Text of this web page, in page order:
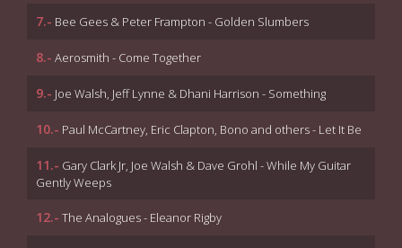
7.- Bee Gees & Peter Frampton - Golden Slumbers
8.- Aerosmith - Come Together
9.- Joe Walsh, Jeff Lynne & Dhani Harrison - Something
10.- Paul McCartney, Eric Clapton, Bono and others - Let It Be
11.- Gary Clark Jr, Joe Walsh & Dave Grohl - While My Guitar
Gently Weeps
12.- The Analogues - Eleanor Rigby